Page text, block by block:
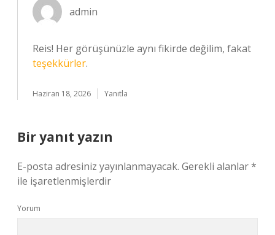
admin
Reis! Her görüşünüzle aynı fikirde değilim, fakat
teşekkürler.
Haziran 18, 2026 Yanıtla
Bir yanıt yazın
E-posta adresiniz yayınlanmayacak. Gerekli alanlar*
ile işaretlenmişlerdir
Yorum